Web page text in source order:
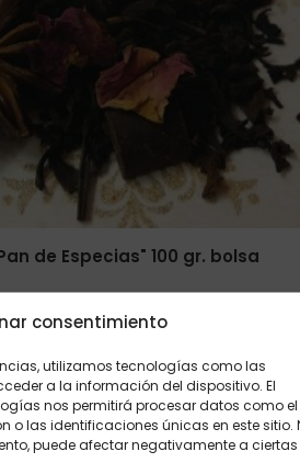
consentimiento
utilizamos tecnologías como las
a la información del dispositivo. El
nos permitirá procesar datos como el
o las identificaciones únicas en este sitio.
puede afectar negativamente a ciertas
de Especias" 100 gr. bolsa
Añadir al carrito